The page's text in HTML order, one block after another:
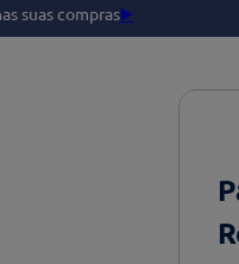
suas compras▶️